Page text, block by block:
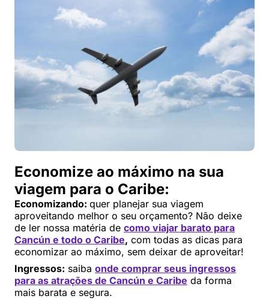
Economize ao máximo na sua
viagem para o Caribe:
Economizando: quer planejar sua viagem
aproveitando melhor o seu orçamento? Não deixe
de ler nossa matéria de como viajar barato para
Cancún e todo o Caribe, com todas as dicas para
economizar ao máximo, sem deixar de aproveitar!
Ingressos: saiba onde comprar seus ingressos
para as atrações de Cancún e Caribe da forma
mais barata e segura.